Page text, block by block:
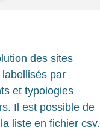
des sites
par
et typologies
Il est possible de
liste en fichier csv.